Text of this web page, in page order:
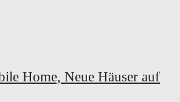
Home, Neue Häuser auf